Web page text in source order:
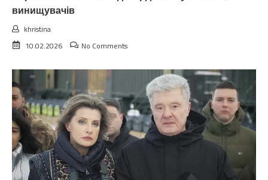
винищувачів
khristina
10.02.2026
No Comments